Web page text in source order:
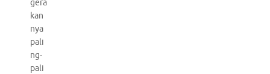
gera
kan
nya
pali
ng-
pali